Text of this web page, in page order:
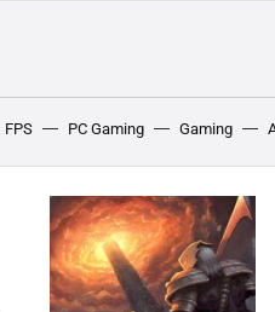
FPS PC Gaming Gaming